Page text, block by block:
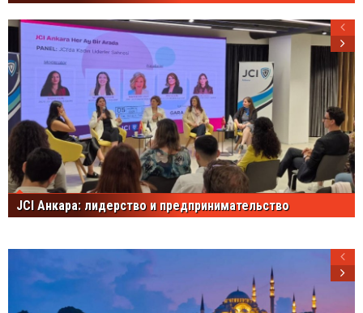
JCI Анкара: лидерство и предпринимательство